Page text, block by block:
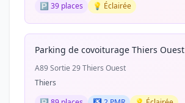
🅿️ 39 places
💡 Éclairée
Parking de covoiturage Thiers Ouest
A89 Sortie 29 Thiers Ouest
Thiers